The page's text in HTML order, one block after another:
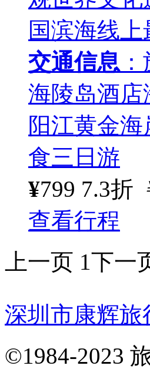
国滨海线
交通信息
海陵岛酒
阳江黄金
食三日游
¥799 7.3折
查看行程
上一页 1下一
深圳市康辉
©1984-2023